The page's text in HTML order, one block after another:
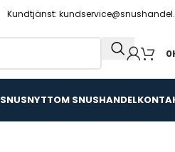
Kundtjänst:
0
SNUSNYTTOM SNUSHANDEL